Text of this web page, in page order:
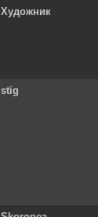
Художник
stig